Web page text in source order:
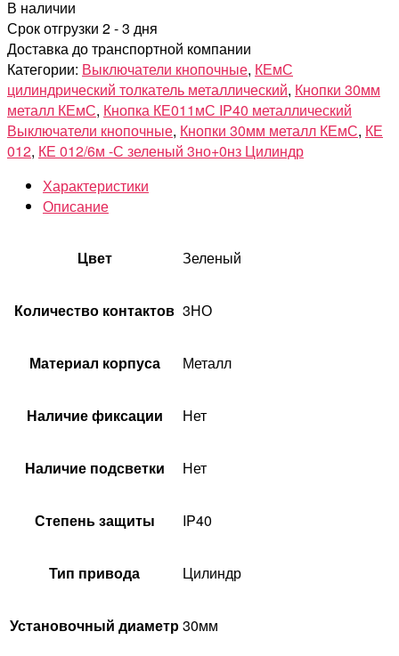
В наличии
Срок отгрузки 2 - 3 дня
Доставка до транспортной компании
Категории: Выключатели кнопочные, КЕмС
цилиндрический толкатель металлический, Кнопки 30мм
металл КЕмС, Кнопка КЕ011мС IP40 металлический
Выключатели кнопочные, Кнопки 30мм металл КЕмС, КЕ
012, КЕ 012/6м -С зеленый 3но+0нз Цилиндр
Характеристики
Описание
Цвет Зеленый
Количество контактов 3НО
Материал корпуса Металл
Наличие фиксации Нет
Наличие подсветки Нет
Степень защиты IP40
Тип привода Цилиндр
Установочный диаметр30мм